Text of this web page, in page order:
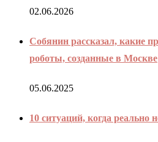
02.06.2026
Собянин рассказал, какие
роботы, созданные в Москве
05.06.2025
10 ситуаций, когда реально